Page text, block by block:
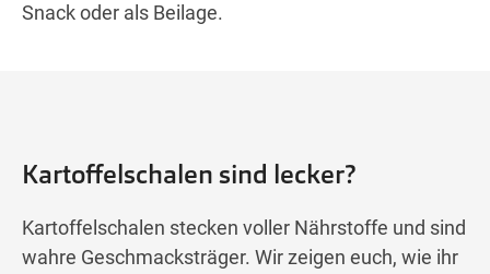
Snack oder als Beilage.
Kartoffelschalen sind lecker?
Kartoffelschalen stecken voller Nährstoffe und sind
wahre Geschmacksträger. Wir zeigen euch, wie ihr